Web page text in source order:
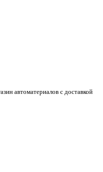
автоматериалов с доставкой